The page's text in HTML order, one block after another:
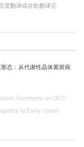
度翻译或谷歌翻译完
态：从代谢性晶体黄斑病
Syndrome on OCT:
to Early-Onset